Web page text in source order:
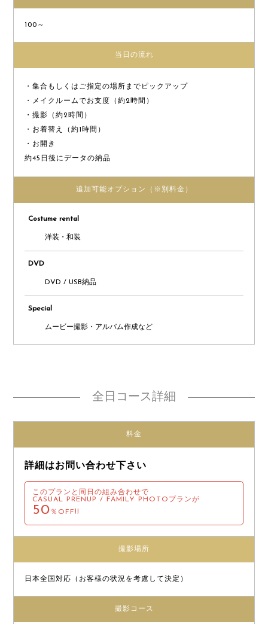
100～
当日の流れ
・集合もしくはご指定の場所までピックアップ
・メイクルームでお支度（約2時間）
・撮影（約2時間）
・お着替え（約1時間）
・お開き
約45日後にデータの納品
追加可能オプション （※別料金）
Costume rental
洋装・和装
DVD
DVD / USB納品
Special
ムービー撮影・アルバム作成など
全日コース詳細
料金
詳細はお問い合わせ下さい
このプランと同日の組み合わせで
CASUAL PRENUP / FAMILY PHOTOプランが
50 ％OFF!!
撮影場所
日本全国対応（お客様の状況を考慮して決定）
撮影コース